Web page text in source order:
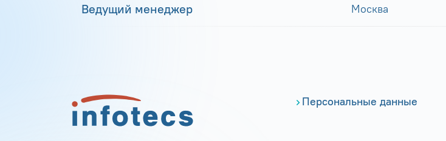
Ведущий менеджер Москва
Персональные данные